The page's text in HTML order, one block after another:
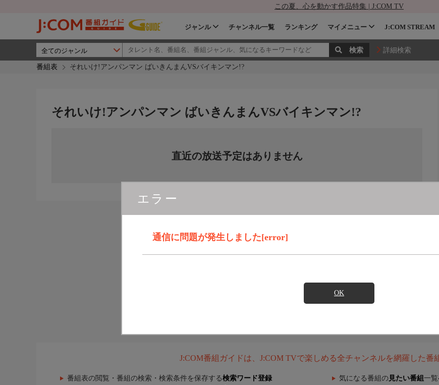
この夏、心を動かす作品特集 | J:COM TV
ジャンル チャンネル一覧 ランキング マイメニュー J:COM STREAM
詳細検索
番組表 それいけ!アンパンマン ばいきんまんVSバイキンマン!?
エラー
通信に問題が発生しました[error]
OK
それいけ!アンパンマン ばいきんまんVSバイキンマン!?
直近の放送予定はありません
J:COM番組ガイドは、J:COM TVで楽しめる全チャンネルを網羅した番
番組表の閲覧・番組の検索・検索条件を保存する検索ワード登録 気になる番組の 見たい番組 一